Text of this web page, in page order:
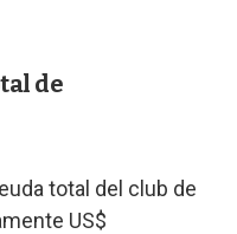
de
total del club de
US$